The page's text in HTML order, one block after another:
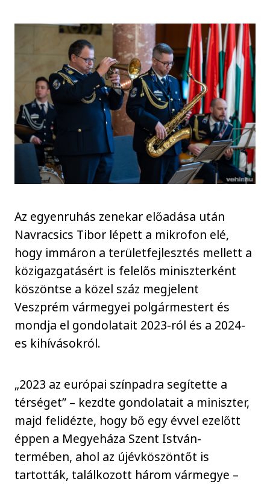
Az egyenruhás zenekar előadása után
Navracsics Tibor lépett a mikrofon elé,
hogy immáron a területfejlesztés mellett a
közigazgatásért is felelős miniszterként
köszöntse a közel száz megjelent
Veszprém vármegyei polgármestert és
mondja el gondolatait 2023-ról és a 2024-
es kihívásokról.
„2023 az európai színpadra segítette a
térséget” – kezdte gondolatait a miniszter,
majd felidézte, hogy bő egy évvel ezelőtt
éppen a Megyeháza Szent István-
termében, ahol az újévköszöntőt is
tartották, találkozott három vármegye –